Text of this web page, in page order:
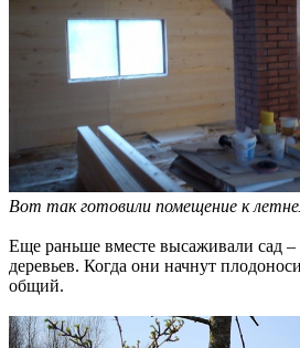
Вот так готовили помещение к
Еще раньше вместе высаживали сад –
деревьев. Когда они начнут
общий.